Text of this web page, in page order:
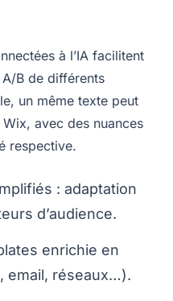
à l’IA facilitent
B de différents
un même texte peut
avec des nuances
respective.
: adaptation
d’audience.
enrichie en
email, réseaux…).